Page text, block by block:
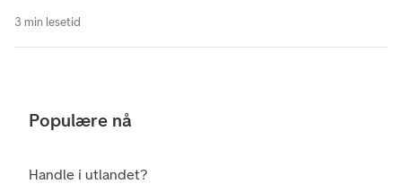
3 min lesetid
Populære nå
Handle i utlandet?